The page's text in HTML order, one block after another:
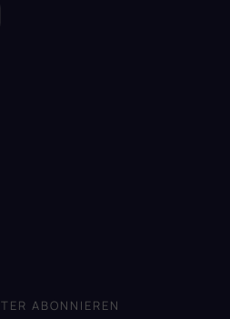
ABONNIEREN